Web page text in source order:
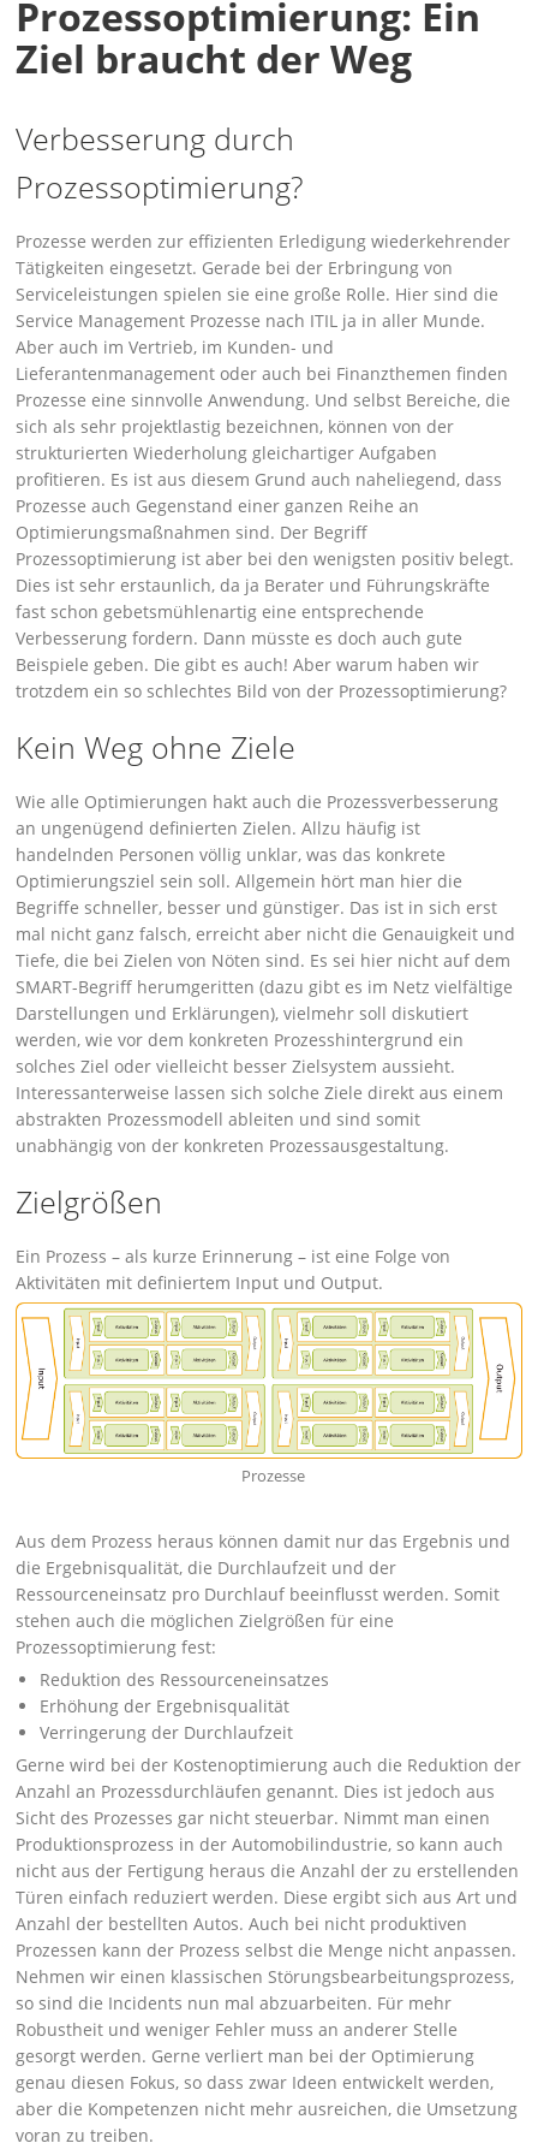
Prozessoptimierung: Ein
Ziel braucht der Weg
Verbesserung durch
Prozessoptimierung?
Prozesse werden zur effizienten Erledigung wiederkehrender
Tätigkeiten eingesetzt. Gerade bei der Erbringung von
Serviceleistungen spielen sie eine große Rolle. Hier sind die
Service Management Prozesse nach ITIL ja in aller Munde.
Aber auch im Vertrieb, im Kunden- und
Lieferantenmanagement oder auch bei Finanzthemen finden
Prozesse eine sinnvolle Anwendung. Und selbst Bereiche, die
sich als sehr projektlastig bezeichnen, können von der
strukturierten Wiederholung gleichartiger Aufgaben
profitieren. Es ist aus diesem Grund auch naheliegend, dass
Prozesse auch Gegenstand einer ganzen Reihe an
Optimierungsmaßnahmen sind. Der Begriff
Prozessoptimierung ist aber bei den wenigsten positiv belegt.
Dies ist sehr erstaunlich, da ja Berater und Führungskräfte
fast schon gebetsmühlenartig eine entsprechende
Verbesserung fordern. Dann müsste es doch auch gute
Beispiele geben. Die gibt es auch! Aber warum haben wir
trotzdem ein so schlechtes Bild von der Prozessoptimierung?
Kein Weg ohne Ziele
Wie alle Optimierungen hakt auch die Prozessverbesserung
an ungenügend definierten Zielen. Allzu häufig ist
handelnden Personen völlig unklar, was das konkrete
Optimierungsziel sein soll. Allgemein hört man hier die
Begriffe schneller, besser und günstiger. Das ist in sich erst
mal nicht ganz falsch, erreicht aber nicht die Genauigkeit und
Tiefe, die bei Zielen von Nöten sind. Es sei hier nicht auf dem
SMART-Begriff herumgeritten (dazu gibt es im Netz vielfältige
Darstellungen und Erklärungen), vielmehr soll diskutiert
werden, wie vor dem konkreten Prozesshintergrund ein
solches Ziel oder vielleicht besser Zielsystem aussieht.
Interessanterweise lassen sich solche Ziele direkt aus einem
abstrakten Prozessmodell ableiten und sind somit
unabhängig von der konkreten Prozessausgestaltung.
Zielgrößen
Ein Prozess – als kurze Erinnerung – ist eine Folge von
Aktivitäten mit definiertem Input und Output.
Prozesse
Aus dem Prozess heraus können damit nur das Ergebnis und
die Ergebnisqualität, die Durchlaufzeit und der
Ressourceneinsatz pro Durchlauf beeinflusst werden. Somit
stehen auch die möglichen Zielgrößen für eine
Prozessoptimierung fest:
Reduktion des Ressourceneinsatzes
Erhöhung der Ergebnisqualität
Verringerung der Durchlaufzeit
Gerne wird bei der Kostenoptimierung auch die Reduktion der
Anzahl an Prozessdurchläufen genannt. Dies ist jedoch aus
Sicht des Prozesses gar nicht steuerbar. Nimmt man einen
Produktionsprozess in der Automobilindustrie, so kann auch
nicht aus der Fertigung heraus die Anzahl der zu erstellenden
Türen einfach reduziert werden. Diese ergibt sich aus Art und
Anzahl der bestellten Autos. Auch bei nicht produktiven
Prozessen kann der Prozess selbst die Menge nicht anpassen.
Nehmen wir einen klassischen Störungsbearbeitungsprozess,
so sind die Incidents nun mal abzuarbeiten. Für mehr
Robustheit und weniger Fehler muss an anderer Stelle
gesorgt werden. Gerne verliert man bei der Optimierung
genau diesen Fokus, so dass zwar Ideen entwickelt werden,
aber die Kompetenzen nicht mehr ausreichen, die Umsetzung
voran zu treiben.